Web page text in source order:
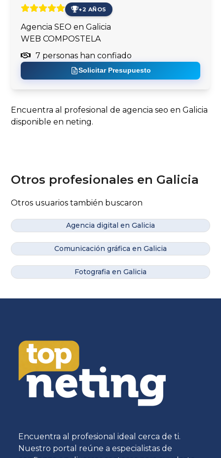
+2 AÑOS
Agencia SEO en Galicia
WEB COMPOSTELA
7 personas han confiado
Solicitar Presupuesto
Encuentra al profesional de agencia seo en Galicia
disponible en neting.
Otros profesionales en Galicia
Otros usuarios también buscaron
Agencia digital en Galicia
Comunicación gráfica en Galicia
Fotografia en Galicia
Encuentra al profesional ideal cerca de ti.
Nuestro portal reúne a especialistas de